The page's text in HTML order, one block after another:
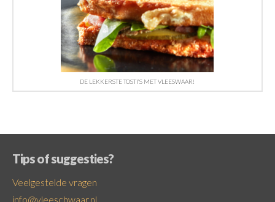
DE LEKKERSTE TOSTI’S MET VLEESWAAR!
Tips of suggesties?
Veelgestelde vragen
info@vleeschwaar.nl